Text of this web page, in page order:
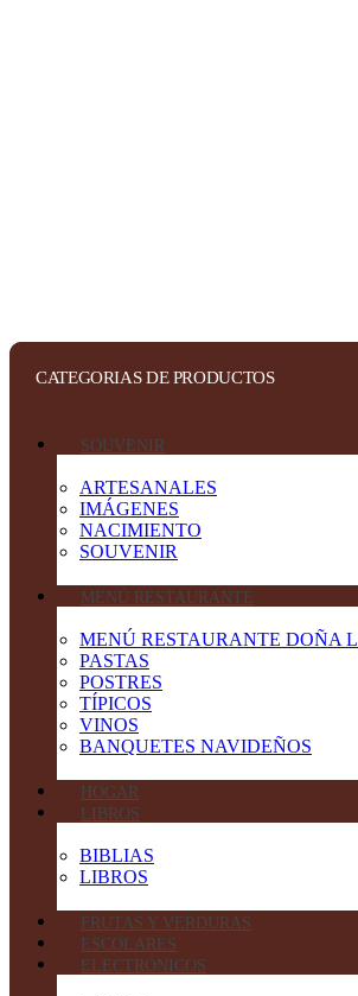
CATEGORIAS DE PRODUCTOS
SOUVENIR
ARTESANALES
IMÁGENES
NACIMIENTO
SOUVENIR
MENÚ RESTAURANTE
MENÚ RESTAURANTE DOÑA
PASTAS
POSTRES
TÍPICOS
VINOS
BANQUETES NAVIDEÑOS
HOGAR
LIBROS
BIBLIAS
LIBROS
FRUTAS Y VERDURAS
ESCOLARES
ELECTRÓNICOS